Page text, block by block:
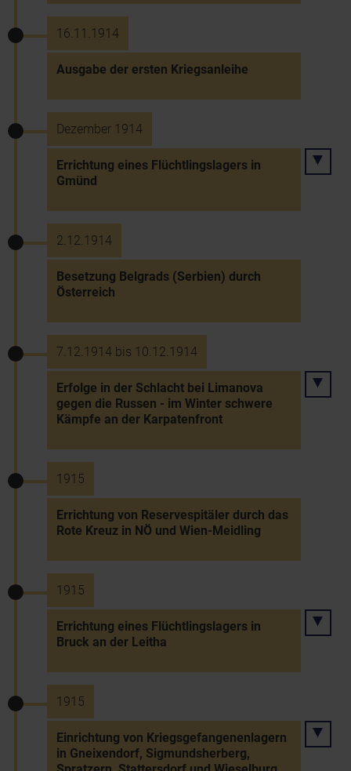
16.11.1914
Ausgabe der ersten Kriegsanleihe
Dezember 1914
Errichtung eines Flüchtlingslagers in
Gmünd
2.12.1914
Besetzung Belgrads (Serbien) durch
Österreich
7.12.1914 bis 10.12.1914
Erfolge in der Schlacht bei Limanova
gegen die Russen - im Winter schwere
Kämpfe an der Karpatenfront
1915
Errichtung von Reservespitäler durch das
Rote Kreuz in NÖ und Wien-Meidling
1915
Errichtung eines Flüchtlingslagers in
Bruck an der Leitha
1915
Einrichtung von Kriegsgefangenenlagern
in Gneixendorf, Sigmundsherberg,